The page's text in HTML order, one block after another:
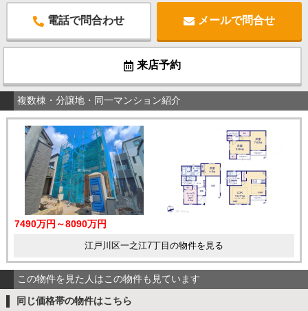
電話で問合わせ メールで問合せ
来店予約
複数棟・分譲地・同一マンション紹介
7490万円～8090万円
江戸川区一之江7丁目の物件を見る
この物件を見た人はこの物件も見ています
同じ価格帯の物件はこちら